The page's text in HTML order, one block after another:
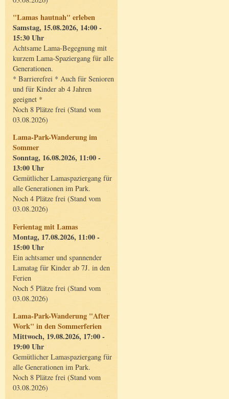
"Lamas hautnah" erleben
Samstag, 15.08.2026, 14:00 -
15:30 Uhr
Achtsame Lama-Begegnung mit
kurzem Lama-Spaziergang für alle
Generationen.
* Barrierefrei * Auch für Senioren
und für Kinder ab 4 Jahren
geeignet *
Noch 8 Plätze frei (Stand vom
03.08.2026)
Lama-Park-Wanderung im
Sommer
Sonntag, 16.08.2026, 11:00 -
13:00 Uhr
Gemütlicher Lamaspaziergang für
alle Generationen im Park.
Noch 4 Plätze frei (Stand vom
03.08.2026)
Ferientag mit Lamas
Montag, 17.08.2026, 11:00 -
15:00 Uhr
Ein achtsamer und spannender
Lamatag für Kinder ab 7J. in den
Ferien
Noch 5 Plätze frei (Stand vom
03.08.2026)
Lama-Park-Wanderung "After
Work" in den Sommerferien
Mittwoch, 19.08.2026, 17:00 -
19:00 Uhr
Gemütlicher Lamaspaziergang für
alle Generationen im Park.
Noch 8 Plätze frei (Stand vom
03.08.2026)